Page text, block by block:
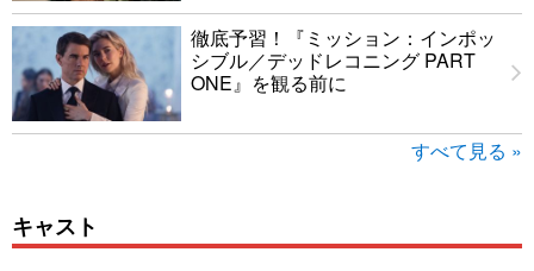
徹底予習！『ミッション：インポッ
シブル／デッドレコニング PART
ONE』を観る前に
すべて見る »
キャスト